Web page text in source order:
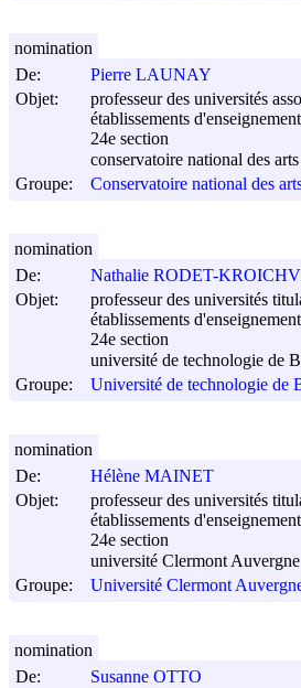
De:
Pierre LAUNAY
Objet:
professeur des universités
établissements
24e section
conservatoire national des
Groupe:
Conservatoire national des
nomination
De:
Nathalie RODET-
Objet:
professeur des universités
établissements
24e section
université de technologie de
Groupe:
Université de technologie de
nomination
De:
Hélène MAINET
Objet:
professeur des universités
établissements
24e section
université Clermont Auvergne
Groupe:
Université Clermont
nomination
De:
Susanne OTTO
nomination